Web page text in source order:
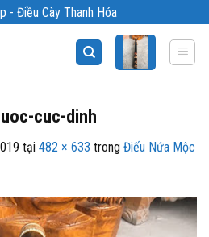
- Điều Cày Thanh Hóa
cuc-dinh
tại 482 × 633 trong Điếu Nứa Mộc